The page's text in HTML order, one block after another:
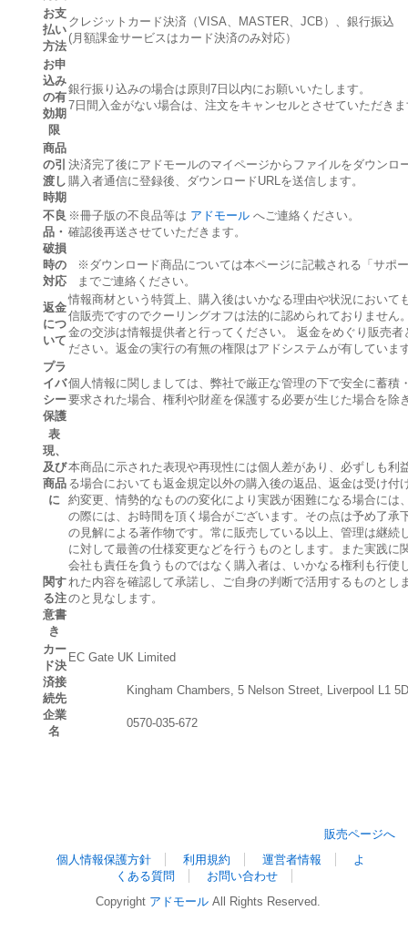
お支
払い
方法
クレジットカード決済（VISA、MASTER、JCB）、銀行振込
(月額課金サービスはカード決済のみ対応）
お申
込み
の有
効期
限
銀行振り込みの場合は原則7日以内にお願いいたします。
7日間入金がない場合は、注文をキャンセルとさせていただき
商品
の引
渡し
時期
決済完了後にアドモールのマイページからファイルをダウンロ
購入者通信に登録後、ダウンロードURLを送信します。
不良
品・
破損
時の
対応
※冊子版の不良品等は アドモールへご連絡ください。
確認後再送させていただきます。
※ダウンロード商品については本ページに記載される「サポ
までご連絡ください。
返金
につ
いて
情報商材という特質上、購入後はいかなる理由や状況におい
信販売ですのでクーリングオフは法的に認められておりませ
金の交渉は情報提供者と行ってください。 返金をめぐり販売
ださい。返金の実行の有無の権限はアドシステムが有していま
プラ
イバ
シー
保護
個人情報に関しましては、弊社で厳正な管理の下で安全に蓄
要求された場合、権利や財産を保護する必要が生じた場合を除
表
現、
及び
商品
に
関す
る注
意書
き
本商品に示された表現や再現性には個人差があり、必ずしも
る場合においても返金規定以外の購入後の返品、返金は受け
約変更、情勢的なものの変化により実践が困難になる場合に
の際には、お時間を頂く場合がございます。その点は予め了
の見解による著作物です。常に販売している以上、管理は継
に対して最善の仕様変更などを行うものとします。また実践
会社も責任を負うものではなく購入者は、いかなる権利も行
れた内容を確認して承諾し、ご自身の判断で活用するものと
のと見なします。
カー
ド決
済接
続先
企業
名
EC Gate UK Limited
Kingham Chambers, 5 Nelson Street, Liverpool L1
0570-035-672
販売ページへ
個人情報保護方針
利用規約 運営者情報
よ
くある質問
お問い合わせ
Copyright アドモール All Rights Reserved.